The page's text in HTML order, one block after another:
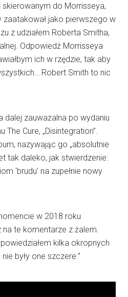
do Morrisseya,
jako pierwszego w
z udziałem Roberta Smitha,
Odpowiedź Morrisseya
ich w rzędzie, tak aby
Robert Smith to nic
dalej zauważalna po wydaniu
Cure, „Disintegration”.
nazywając go „absolutnie
tak daleko, jak stwierdzenie:
'brudu’ na zupełnie nowy
w 2018 roku
na te komentarze z żalem.
kilka okropnych
były one szczere.”